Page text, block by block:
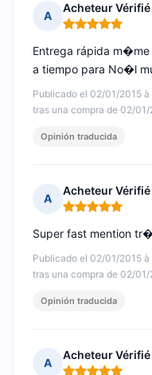
A
Acheteur Vérifié
Nota: 5 de 5
Publicado el 02/01/2015
tras una compra de 02/01/
Entrega rápida
a tiempo para No�l
Opinión traducida
A
Acheteur Vérifié
Nota: 5 de 5
Publicado el 02/01/2015
tras una compra de 02/01/
Super fast mention
Opinión traducida
A
Acheteur Vérifié